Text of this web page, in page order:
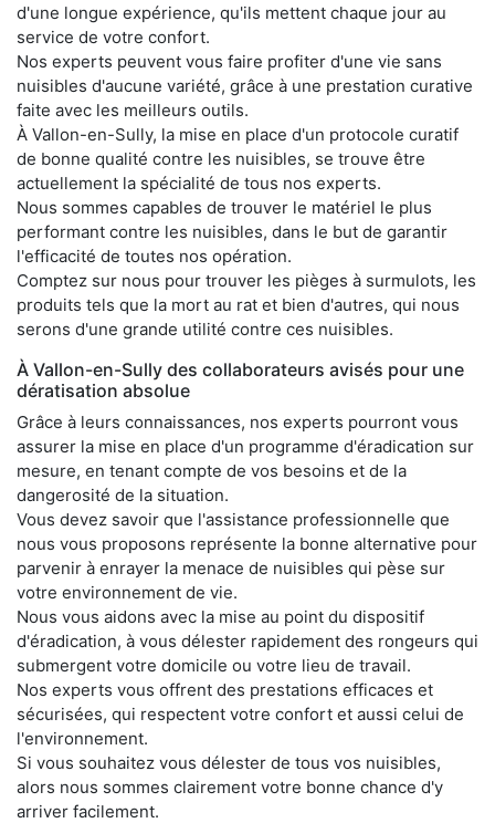
d'une longue expérience, qu'ils mettent chaque jour au
service de votre confort.
Nos experts peuvent vous faire profiter d'une vie sans
nuisibles d'aucune variété, grâce à une prestation curative
faite avec les meilleurs outils.
À Vallon-en-Sully, la mise en place d'un protocole curatif
de bonne qualité contre les nuisibles, se trouve être
actuellement la spécialité de tous nos experts.
Nous sommes capables de trouver le matériel le plus
performant contre les nuisibles, dans le but de garantir
l'efficacité de toutes nos opération.
Comptez sur nous pour trouver les pièges à surmulots, les
produits tels que la mort au rat et bien d'autres, qui nous
serons d'une grande utilité contre ces nuisibles.
À Vallon-en-Sully des collaborateurs avisés pour une
dératisation absolue
Grâce à leurs connaissances, nos experts pourront vous
assurer la mise en place d'un programme d'éradication sur
mesure, en tenant compte de vos besoins et de la
dangerosité de la situation.
Vous devez savoir que l'assistance professionnelle que
nous vous proposons représente la bonne alternative pour
parvenir à enrayer la menace de nuisibles qui pèse sur
votre environnement de vie.
Nous vous aidons avec la mise au point du dispositif
d'éradication, à vous délester rapidement des rongeurs qui
submergent votre domicile ou votre lieu de travail.
Nos experts vous offrent des prestations efficaces et
sécurisées, qui respectent votre confort et aussi celui de
l'environnement.
Si vous souhaitez vous délester de tous vos nuisibles,
alors nous sommes clairement votre bonne chance d'y
arriver facilement.